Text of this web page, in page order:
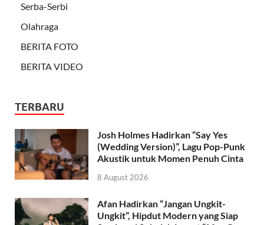
Serba-Serbi
Olahraga
BERITA FOTO
BERITA VIDEO
TERBARU
Josh Holmes Hadirkan “Say Yes
(Wedding Version)”, Lagu Pop-Punk
Akustik untuk Momen Penuh Cinta
8 August 2026
Afan Hadirkan “Jangan Ungkit-
Ungkit”, Hipdut Modern yang Siap